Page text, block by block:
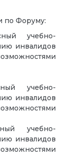
по Форуму:
учебно-
инвалидов
учебно-
инвалидов
учебно-
инвалидов